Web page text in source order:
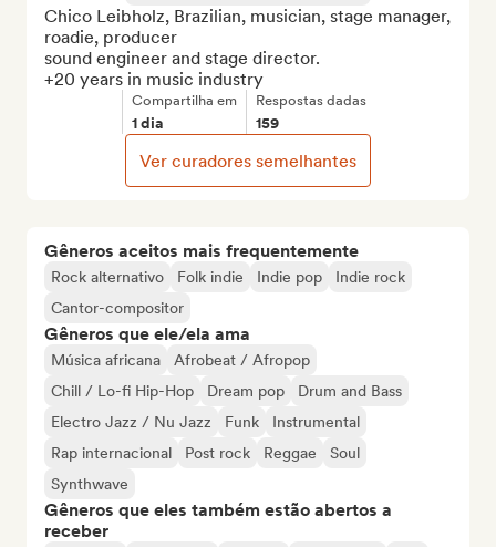
Gêneros aceitos mais frequentemente
Rock alternativo Folk indie Indie pop
Indie rock
Cantor-compositor
Gêneros que ele/ela ama
Música africana
Afrobeat / Afropop
Chill / Lo-fi Hip-Hop
Dream pop
Drum and Bass
Electro Jazz / Nu Jazz
Funk
Instrumental
Rap internacional
Post rock Reggae
Soul
Synthwave
Gêneros que eles também estão abertos a
receber
Chico Leibholz, Brazilian, musician, stage manager,
roadie, producer
sound engineer and stage director.
+20 years in music industry
Compartilha em
1 dia
Respostas dadas
159
Ver curadores semelhantes